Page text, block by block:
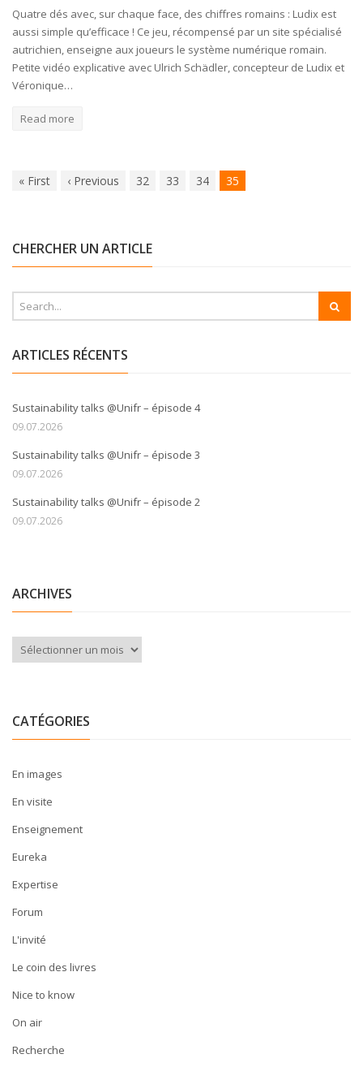
Quatre dés avec, sur chaque face, des chiffres romains : Ludix est
aussi simple qu’efficace ! Ce jeu, récompensé par un site spécialisé
autrichien, enseigne aux joueurs le système numérique romain.
Petite vidéo explicative avec Ulrich Schädler, concepteur de Ludix et
Véronique…
Read more
« First ‹ Previous 32 33 34 35
CHERCHER UN ARTICLE
ARTICLES RÉCENTS
Sustainability talks @Unifr – épisode 4
09.07.2026
Sustainability talks @Unifr – épisode 3
09.07.2026
Sustainability talks @Unifr – épisode 2
09.07.2026
ARCHIVES
Archives
CATÉGORIES
En images
En visite
Enseignement
Eureka
Expertise
Forum
L'invité
Le coin des livres
Nice to know
On air
Recherche